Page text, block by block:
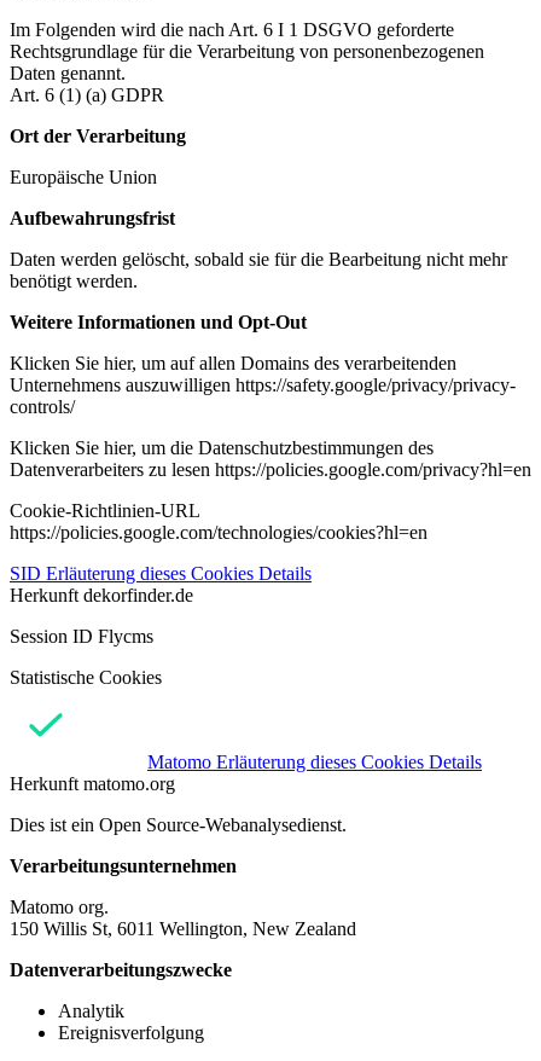
Im Folgenden wird die nach Art. 6 I 1 DSGVO geforderte
Rechtsgrundlage für die Verarbeitung von personenbezogenen
Daten genannt.
Art. 6 (1) (a) GDPR
Ort der Verarbeitung
Europäische Union
Aufbewahrungsfrist
Daten werden gelöscht, sobald sie für die Bearbeitung nicht mehr
benötigt werden.
Weitere Informationen und Opt-Out
Klicken Sie hier, um auf allen Domains des verarbeitenden
Unternehmens auszuwilligen https://safety.google/privacy/privacy-
controls/
Klicken Sie hier, um die Datenschutzbestimmungen des
Datenverarbeiters zu lesen https://policies.google.com/privacy?hl=en
Cookie-Richtlinien-URL
https://policies.google.com/technologies/cookies?hl=en
SID Erläuterung dieses Cookies Details
Herkunft dekorfinder.de
Session ID Flycms
Statistische Cookies
Matomo Erläuterung dieses Cookies Details
Herkunft matomo.org
Dies ist ein Open Source-Webanalysedienst.
Verarbeitungsunternehmen
Matomo org.
150 Willis St, 6011 Wellington, New Zealand
Datenverarbeitungszwecke
Analytik
Ereignisverfolgung